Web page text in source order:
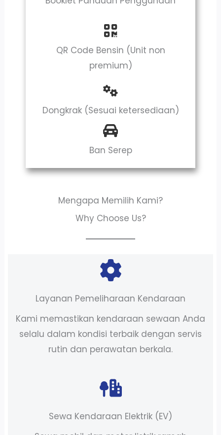
QR Code Bensin (Unit non
premium)
Dongkrak (Sesuai ketersediaan)
Ban Serep
Mengapa Memilih Kami?
Why Choose Us?
Layanan Pemeliharaan Kendaraan
Kami memastikan kendaraan sewaan Anda
selalu dalam kondisi terbaik dengan servis
rutin dan perawatan berkala.
Sewa Kendaraan Elektrik (EV)